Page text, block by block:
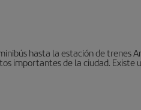
hasta la estación de trenes
importantes de la ciudad. Existe